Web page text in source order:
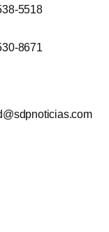
5518
8671